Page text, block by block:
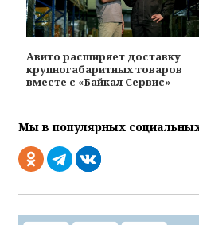
Авито расширяет доставку
крупногабаритных товаров
вместе с «Байкал Сервис»
Мы в популярных